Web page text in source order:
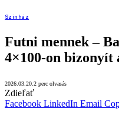
Színház
Futni mennek –
4×100-on bizonyít
2026.03.20. 2 perc olvasás
Zdieľať
Facebook LinkedIn Email